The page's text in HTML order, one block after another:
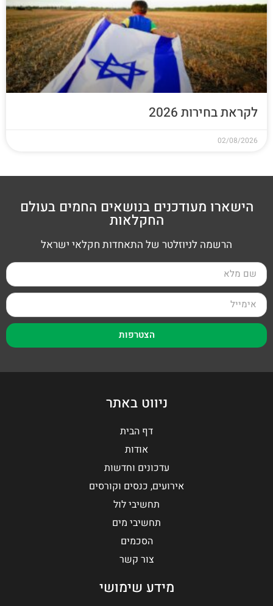
לקראת בחירות 2026
02/08/2026
הישארו מעודכנים בנושאים החמים בעולם
החקלאות
הרשמה לניוזלטר של התאחדות חקלאי ישראל
הצטרפות
ניווט באתר
דף הבית
אודות
עדכונים וחדשות
אירועים, כנסים וקורסים
תחשיבי לול
תחשיבי מים
הסכמים
צור קשר
מידע שימושי